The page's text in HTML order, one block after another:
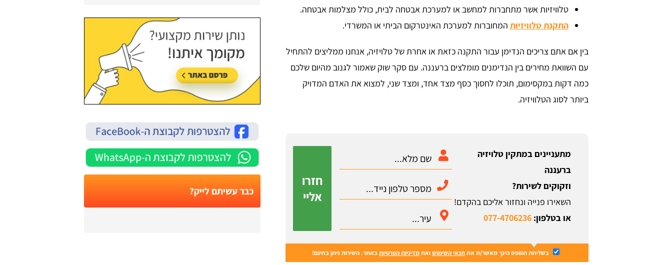
טלוויזיות אשר מתחברות למחשב או למערכת אבטחה לבית, כולל מצלמות אבטחה.
התקנת טלוויזיות המחוברות למערכת האינטרקום הביתי או המשרדי.
בין אם אתם צריכים הנדימן עבור התקנה כזאת או אחרת של טלויזיה, אנחנו ממליצים להתחיל
עם השוואת מחירים בין הנדימנים מומלצים ברעננה. עם סקר שוק שאמור לגנוב מהיום שלכם
כמה דקות במקסימום, תוכלו לחסוך כסף מצד אחד, ומצד שני, למצוא את האדם המדויק
ביותר לסוג הטלוויזיה.
מתעניינים במתקין טלויזיה
ברעננה
וזקוקים לשירות?
השאירו פנייה ונחזור אליכם בהקדם!
או בטלפון:077-4706236
חזרו
אליי
בשליחת הטופס הינך מאשר/ת אתתנאי השימושואתמדיניות הפרטיותבאתר. השירות ניתן בחינם!
כבר עשיתם לייק?